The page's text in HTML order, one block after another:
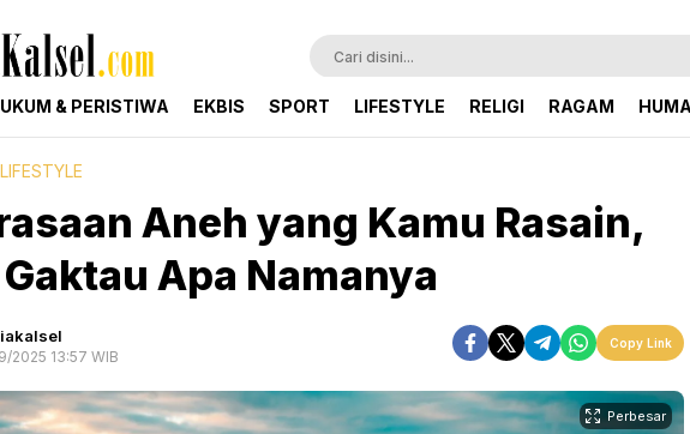
Banua& PERISTIWA EKBIS SPORT LIFESTYLE RELIGI RAGAM
LIFESTYLE
Aneh yang Kamu Rasain,
Apa Namanya
2025 13:57 WIB
Copy Link
Perbesar